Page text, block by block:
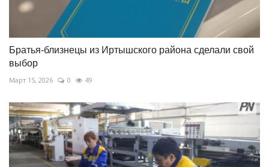
Братья-близнецы из Иртышского района сделали свой
выбор
Март 15, 2026 0 49